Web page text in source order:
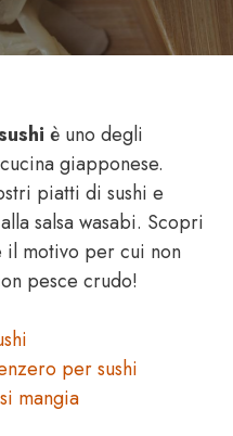
è uno degli
giapponese.
piatti di sushi e
salsa wasabi. Scopri
il motivo per cui non
pesce crudo!
per sushi
mangia